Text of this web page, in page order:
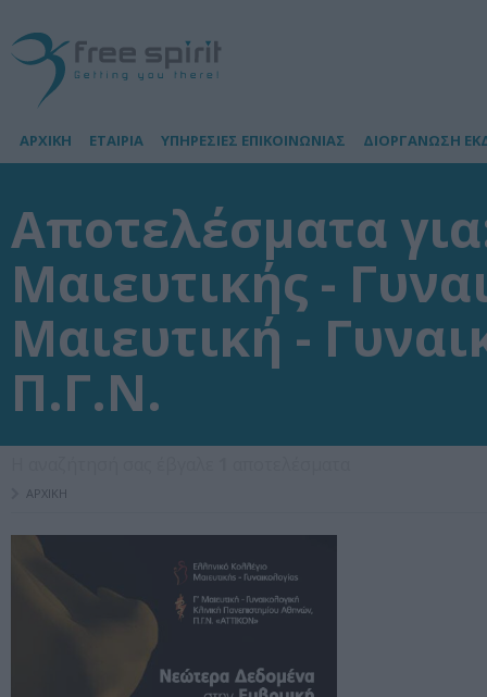
ΑΡΧΙΚΗ ΕΤΑΙΡΙΑ ΥΠΗΡΕΣΙΕΣ ΕΠΙΚΟΙΝΩΝΙΑΣ ΔΙΟΡΓΑΝΩΣΗ
Αποτελέσματα
Μαιευτικής -
Μαιευτική -
Π.Γ.Ν.
ΑΡΧΙΚΗ